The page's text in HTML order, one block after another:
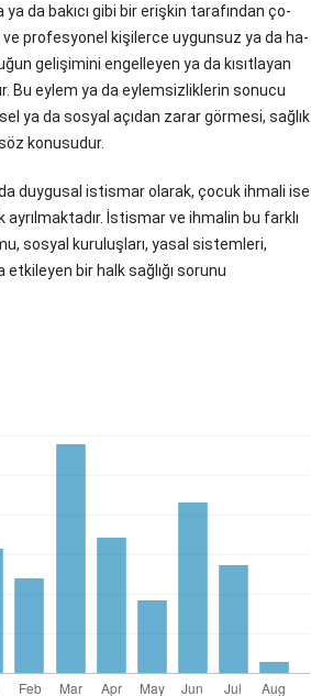
da bakıcı gibi bir erişkin tarafından ço-
profesyonel kişilerce uygunsuz ya da ha-
gelişimini engelleyen ya da kısıtlayan
Bu eylem ya da eylemsizliklerin sonucu
ya da sosyal açıdan zarar görmesi, sağlık
konusudur.
duygusal istismar olarak, çocuk ihmali ise
İstismar ve ihmalin bu farklı
sosyal kuruluşları, yasal sistemleri,
bir halk sağlığı sorunu